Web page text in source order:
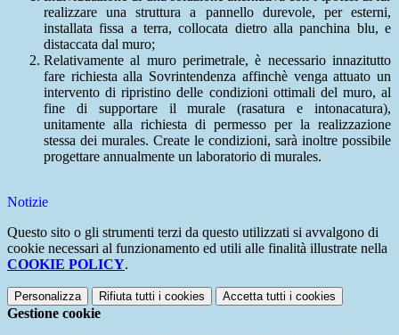
realizzare una struttura a pannello durevole, per esterni,
installata fissa a terra, collocata dietro alla panchina blu, e
distaccata dal muro;
Relativamente al muro perimetrale, è necessario innazitutto
fare richiesta alla Sovrintendenza affinchè venga attuato un
intervento di ripristino delle condizioni ottimali del muro, al
fine di supportare il murale (rasatura e intonacatura),
unitamente alla richiesta di permesso per la realizzazione
stessa dei murales. Create le condizioni, sarà inoltre possibile
progettare annualmente un laboratorio di murales.
Notizie
Questo sito o gli strumenti terzi da questo utilizzati si avvalgono di
cookie necessari al funzionamento ed utili alle finalità illustrate nella
COOKIE POLICY.
Personalizza Rifiuta tutti i cookies Accetta tutti i cookies
Gestione cookie